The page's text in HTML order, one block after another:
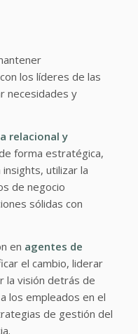
con los líderes de las
necesidades y
relacional y
forma estratégica,
utilizar la
de negocio
sólidas con
en agentes de
el cambio, liderar
la visión detrás de
los empleados en el
de gestión del